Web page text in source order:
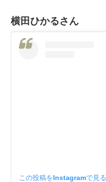
横田ひかるさん
この投稿をInstagramで見る